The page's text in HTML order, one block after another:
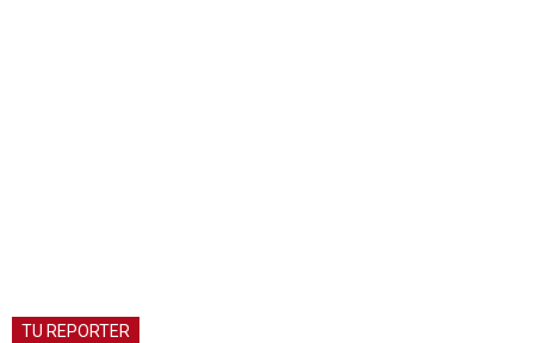
TU REPORTER